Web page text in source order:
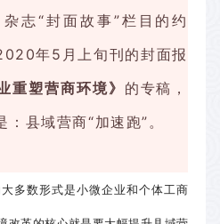
志“封面故事”栏目的约
年5月上旬刊的封面报
重塑营商环境》 的专稿，
县域营商“加速跑”。
多数形式是小微企业和个体工商